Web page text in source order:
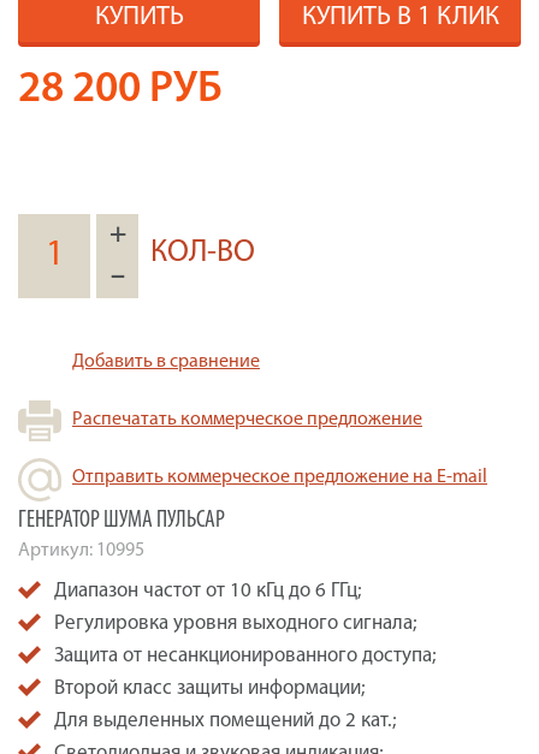
КУПИТЬ КУПИТЬ В 1 КЛИК
28 200 РУБ
+
–
КОЛ-ВО
Добавить в сравнение
Распечатать коммерческое предложение
Отправить коммерческое предложение на E-mail
ГЕНЕРАТОР ШУМА ПУЛЬСАР
Артикул: 10995
Диапазон частот от 10 кГц до 6 ГГц;
Регулировка уровня выходного сигнала;
Защита от несанкционированного доступа;
Второй класс защиты информации;
Для выделенных помещений до 2 кат.;